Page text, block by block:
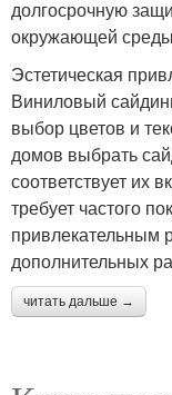
долгосрочную
окружающей
Эстетическая
Виниловый
выбор цветов и
домов выбрать
соответствует их
требует частого
привлекательным
дополнительных
читать дальше →